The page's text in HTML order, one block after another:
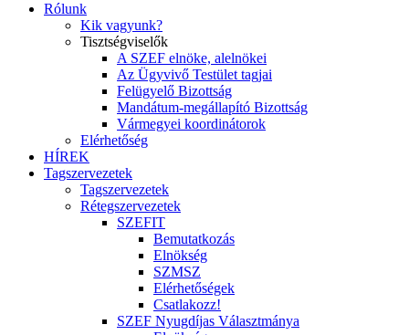
Rólunk
Kik vagyunk?
Tisztségviselők
A SZEF elnöke, alelnökei
Az Ügyvivő Testület tagjai
Felügyelő Bizottság
Mandátum-megállapító Bizottság
Vármegyei koordinátorok
Elérhetőség
HÍREK
Tagszervezetek
Tagszervezetek
Rétegszervezetek
SZEFIT
Bemutatkozás
Elnökség
SZMSZ
Elérhetőségek
Csatlakozz!
SZEF Nyugdíjas Választmánya